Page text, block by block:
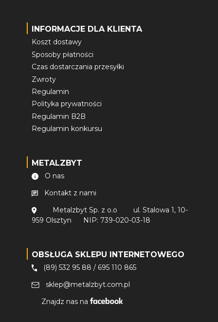
INFORMACJE DLA KLIENTA
Koszt dostawy
Sposoby płatności
Czas dostarczania przesyłki
Zwroty
Regulamin
Polityka prywatności
Regulamin B2B
Regulamin konkursu
METALZBYT
O nas
Kontakt z nami
Metalzbyt Sp. z o.o
ul. Stalowa 1, 10-
959 Olsztyn
NIP: 739-020-03-18
OBSŁUGA SKLEPU INTERNETOWEGO
(89) 532 95 88 / 695 110 865
sklep@metalzbyt.com.pl
Znajdz nas na